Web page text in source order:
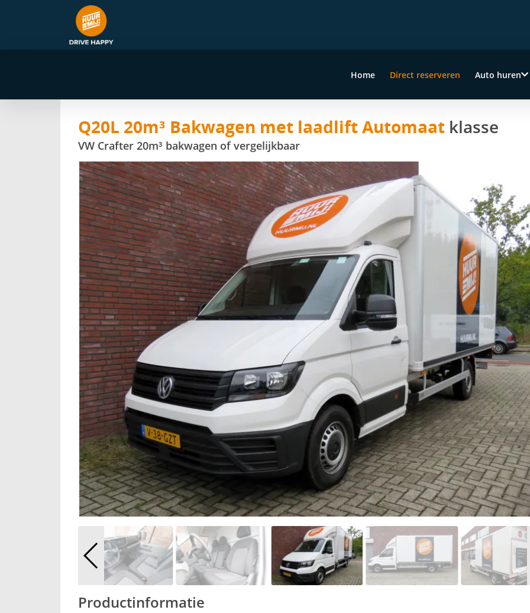
Home Direct reserveren Auto huren
Q20L 20m³ Bakwagen met laadlift Automaat klasse
VW Crafter 20m³ bakwagen of vergelijkbaar
Productinformatie